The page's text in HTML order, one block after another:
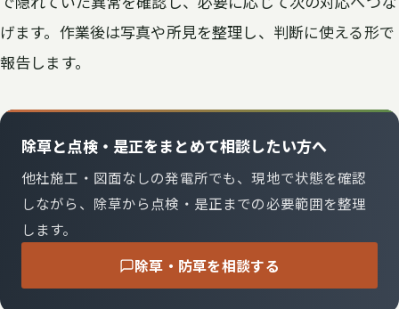
げます。作業後は写真や所見を整理し、判断に使える形で
報告します。
除草と点検・是正をまとめて相談したい方へ
他社施工・図面なしの発電所でも、現地で状態を確認
しながら、除草から点検・是正までの必要範囲を整理
します。
除草・防草を相談する